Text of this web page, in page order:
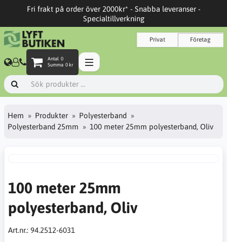
Fri frakt på order över 2000kr* - Snabba leveranser -
Specialtillverkning
Privat Företag
Antal 0
Summa 0 kr
Hem Produkter
Polyesterband
Polyesterband 25mm
100 meter 25mm polyesterband, Oliv
100 meter 25mm
polyesterband, Oliv
Art.nr.: 94.2512-6031